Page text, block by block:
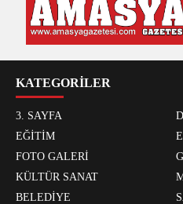
KATEGORİLER
3. SAYFA
EĞİTİM
FOTO GALERİ
KÜLTÜR SANAT
BELEDİYE